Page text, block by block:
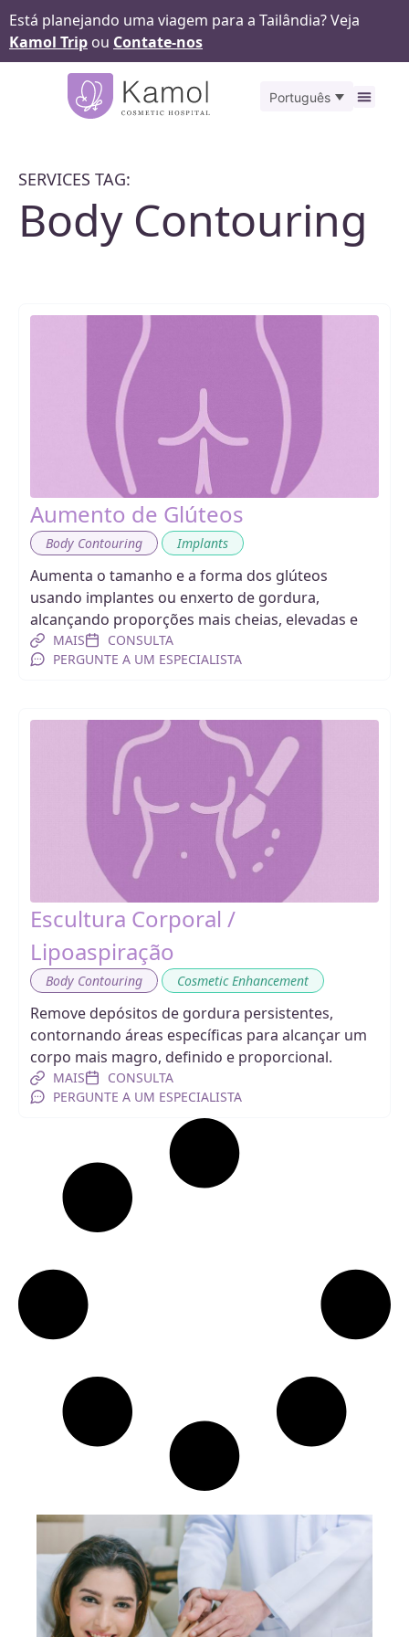
Está planejando uma viagem para a Tailândia? Veja
Kamol Trip ou Contate-nos
Português
SERVICES TAG:
Body Contouring
Aumento de Glúteos
Body Contouring Implants
Aumenta o tamanho e a forma dos glúteos
usando implantes ou enxerto de gordura,
alcançando proporções mais cheias, elevadas e
MAIS
CONSULTA
PERGUNTE A UM ESPECIALISTA
Escultura Corporal /
Lipoaspiração
Body Contouring Cosmetic Enhancement
Remove depósitos de gordura persistentes,
contornando áreas específicas para alcançar um
corpo mais magro, definido e proporcional.
MAIS
CONSULTA
PERGUNTE A UM ESPECIALISTA